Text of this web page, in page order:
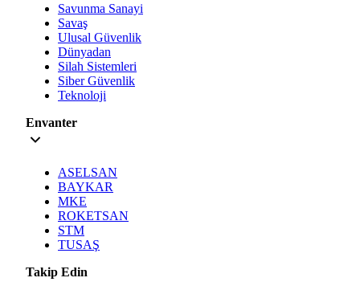
Savunma Sanayi
Savaş
Ulusal Güvenlik
Dünyadan
Silah Sistemleri
Siber Güvenlik
Teknoloji
Envanter
ASELSAN
BAYKAR
MKE
ROKETSAN
STM
TUSAŞ
Takip Edin